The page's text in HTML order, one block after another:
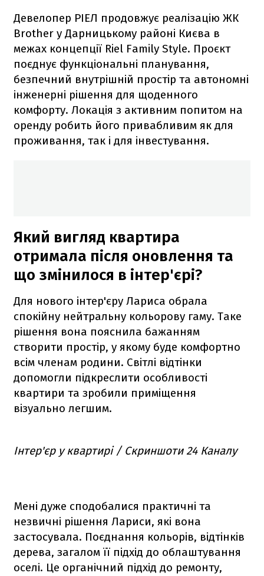
Девелопер РІЕЛ продовжує реалізацію ЖК
Brother у Дарницькому районі Києва в
межах концепції Riel Family Style. Проєкт
поєднує функціональні планування,
безпечний внутрішній простір та автономні
інженерні рішення для щоденного
комфорту. Локація з активним попитом на
оренду робить його привабливим як для
проживання, так і для інвестування.
Який вигляд квартира
отримала після оновлення та
що змінилося в інтер'єрі?
Для нового інтер'єру Лариса обрала
спокійну нейтральну кольорову гаму. Таке
рішення вона пояснила бажанням
створити простір, у якому буде комфортно
всім членам родини. Світлі відтінки
допомогли підкреслити особливості
квартири та зробили приміщення
візуально легшим.
Інтер'єр у квартирі / Скриншоти 24 Каналу
Мені дуже сподобалися практичні та
незвичні рішення Лариси, які вона
застосувала. Поєднання кольорів, відтінків
дерева, загалом її підхід до облаштування
оселі. Це органічний підхід до ремонту,